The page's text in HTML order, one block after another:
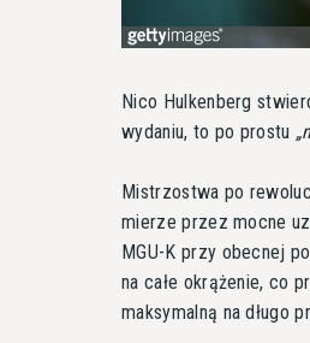
Nico Hulkenberg
wydaniu, to po prostu
Mistrzostwa po
mierze przez mocne
MGU-K przy obecnej
na całe okrążenie, co
maksymalną na długo